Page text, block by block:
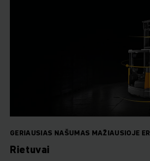
GERIAUSIAS NAŠUMAS MAŽIAUSIOJE
Rietuvai